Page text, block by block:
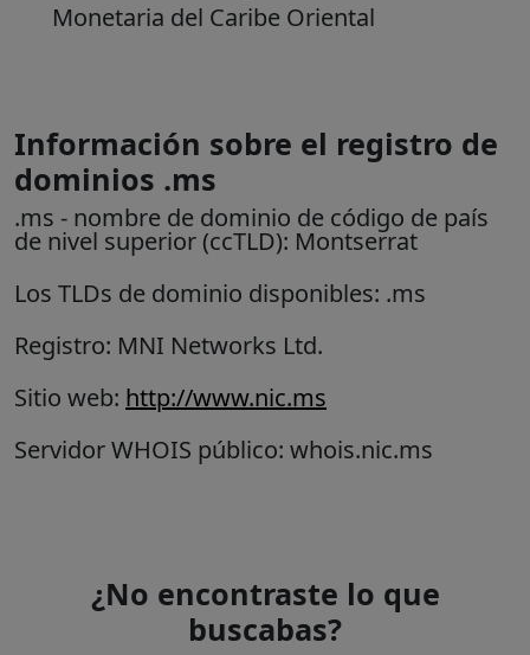
Monetaria del Caribe Oriental
Información sobre el registro de
dominios .ms
.ms - nombre de dominio de código de país
de nivel superior (ccTLD): Montserrat
Los TLDs de dominio disponibles: .ms
Registro: MNI Networks Ltd.
Sitio web: http://www.nic.ms
Servidor WHOIS público: whois.nic.ms
¿No encontraste lo que
buscabas?